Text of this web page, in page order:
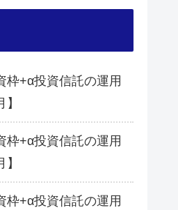
枠+α投資信託の運用
枠+α投資信託の運用
枠+α投資信託の運用